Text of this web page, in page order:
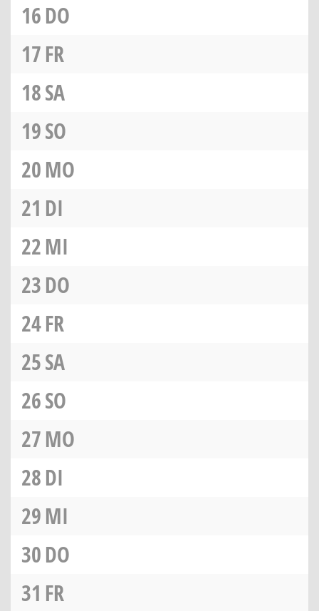
16DO
17FR
18SA
19SO
20MO
21 DI
22MI
23DO
24FR
25SA
26SO
27MO
28DI
29MI
30DO
31 FR